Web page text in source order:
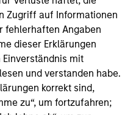
Zugriff auf Informationen
fehlerhaften Angaben
dieser Erklärungen
mit
und verstanden habe.
korrekt sind,
zu“, um fortzufahren;
the risk of loss.
may change from time to